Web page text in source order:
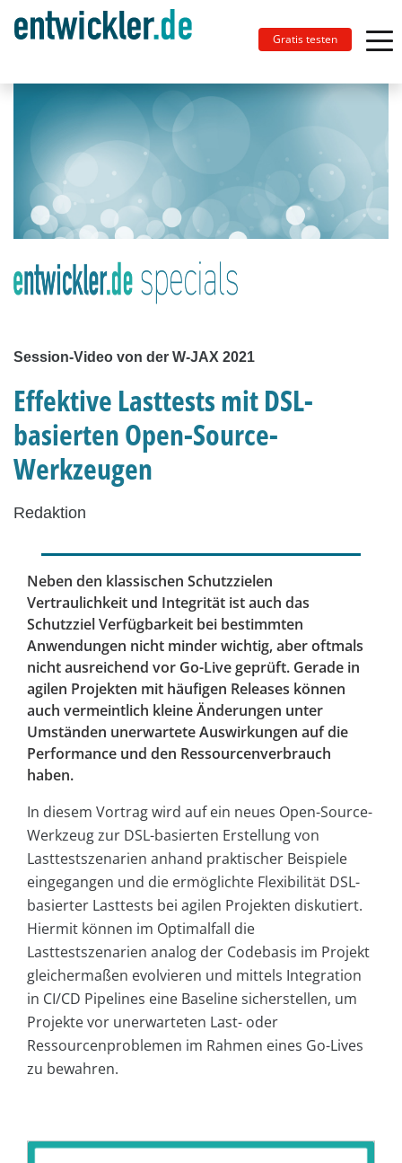
Gratis testen
Session-Video von der W-JAX 2021
Effektive Lasttests mit DSL-
basierten Open-Source-
Werkzeugen
Redaktion
Neben den klassischen Schutzzielen
Vertraulichkeit und Integrität ist auch das
Schutzziel Verfügbarkeit bei bestimmten
Anwendungen nicht minder wichtig, aber oftmals
nicht ausreichend vor Go-Live geprüft. Gerade in
agilen Projekten mit häufigen Releases können
auch vermeintlich kleine Änderungen unter
Umständen unerwartete Auswirkungen auf die
Performance und den Ressourcenverbrauch
haben.
In diesem Vortrag wird auf ein neues Open-Source-
Werkzeug zur DSL-basierten Erstellung von
Lasttestszenarien anhand praktischer Beispiele
eingegangen und die ermöglichte Flexibilität DSL-
basierter Lasttests bei agilen Projekten diskutiert.
Hiermit können im Optimalfall die
Lasttestszenarien analog der Codebasis im Projekt
gleichermaßen evolvieren und mittels Integration
in CI/CD Pipelines eine Baseline sicherstellen, um
Projekte vor unerwarteten Last- oder
Ressourcenproblemen im Rahmen eines Go-Lives
zu bewahren.